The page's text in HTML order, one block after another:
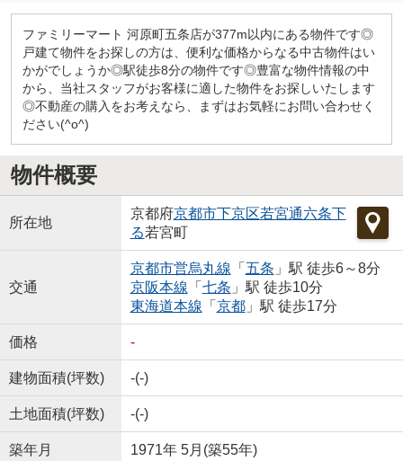
ファミリーマート 河原町五条店が377m以内にある物件です◎
戸建て物件をお探しの方は、便利な価格からなる中古物件はい
かがでしょうか◎駅徒歩8分の物件です◎豊富な物件情報の中
から、当社スタッフがお客様に適した物件をお探しいたします
◎不動産の購入をお考えなら、まずはお気軽にお問い合わせく
ださい(^o^)
物件概要
所在地
京都府京都市下京区若宮通六条下
る若宮町
交通
京都市営烏丸線 「 五条 」駅 徒歩6～8分
京阪本線 「 七条 」駅 徒歩10分
東海道本線 「 京都」駅 徒歩17分
価格 -
建物面積(坪数) -(-)
土地面積(坪数) -(-)
築年月 1971年 5月(築55年)